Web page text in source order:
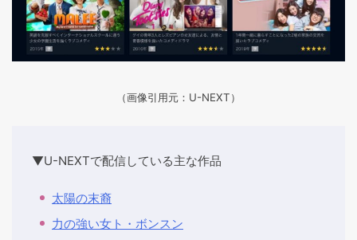
（画像引用元：U-NEXT）
▼U-NEXTで配信している主な作品
太陽の末裔
力の強い女ト・ボンスン